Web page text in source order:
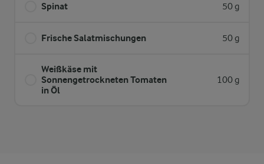
Spinat 50 g
Frische Salatmischungen 50 g
Weißkäse mit
Sonnengetrockneten Tomaten
in Öl
100 g